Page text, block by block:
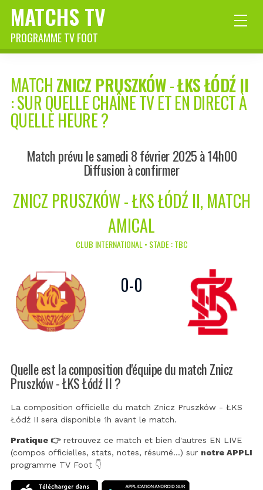
MATCHS TV
PROGRAMME TV FOOT
MATCHZNICZ PRUSZKÓW-ŁKS ŁÓDŹ II
: SUR QUELLE CHAÎNE TV ET EN DIRECT À
QUELLE HEURE ?
Match prévu le samedi 8 février 2025 à 14h00
Diffusion à confirmer
ZNICZ PRUSZKÓW - ŁKS ŁÓDŹ II, MATCH
AMICAL
CLUB INTERNATIONAL • STADE : TBC
0-0
Quelle est la composition d'équipe du match Znicz
Pruszków - ŁKS Łódź II ?
La composition officielle du match Znicz Pruszków - ŁKS
Łódź II sera disponible 1h avant le match.
Pratique 👉retrouvez ce match et bien d'autres EN LIVE
(compos officielles, stats, notes, résumé...) sur notre APPLI
programme TV Foot 👇